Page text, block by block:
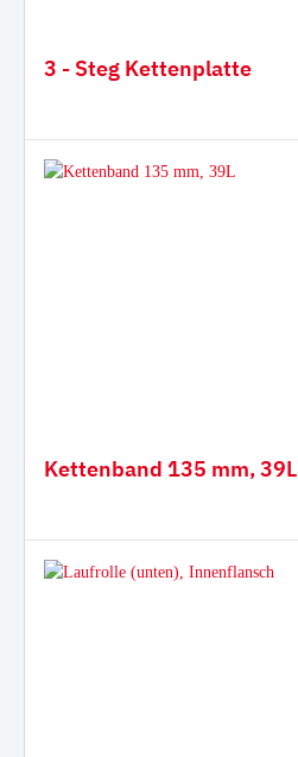
3 - Steg Kettenplatte
Kettenband 135 mm, 39L